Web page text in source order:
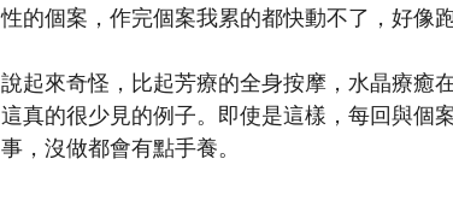
性的個案，作完個案我累的都快動不了，好像
說起來奇怪，比起芳療的全身按摩，水晶療癒
這真的很少見的例子。即使是這樣，每回與個
事，沒做都會有點手養。